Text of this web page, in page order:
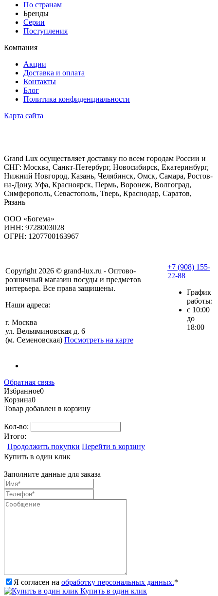
По странам
Бренды
Серии
Поступления
Компания
Акции
Доставка и оплата
Контакты
Блог
Политика конфиденциальности
Карта сайта
Grand Lux осуществляет доставку по всем городам России и
СНГ: Москва, Санкт-Петербург, Новосибирск, Екатеринбург,
Нижний Новгород, Казань, Челябинск, Омск, Самара, Ростов-
на-Дону, Уфа, Красноярск, Пермь, Воронеж, Волгоград,
Симферополь, Севастополь, Тверь, Краснодар, Саратов,
Рязань
ООО «Богема»
ИНН: 9728003028
ОГРН: 1207700163967
Copyright 2026 © grand-lux.ru - Оптово-
розничный магазин посуды и предметов
интерьера. Все права защищены.
Наши адреса:
г. Москва
ул. Вельяминовская д. 6
(м. Семеновская) Посмотреть на карте
+7 (908) 155-
22-88
График
работы:
с 10:00
до
18:00
Обратная связь
Избранное0
Корзина0
Товар добавлен в корзину
Кол-во:
Итого:
Продолжить покупки Перейти в корзину
Купить в один клик
Заполните данные для заказа
Я согласен на обработку персональных данных.*
Купить в один клик